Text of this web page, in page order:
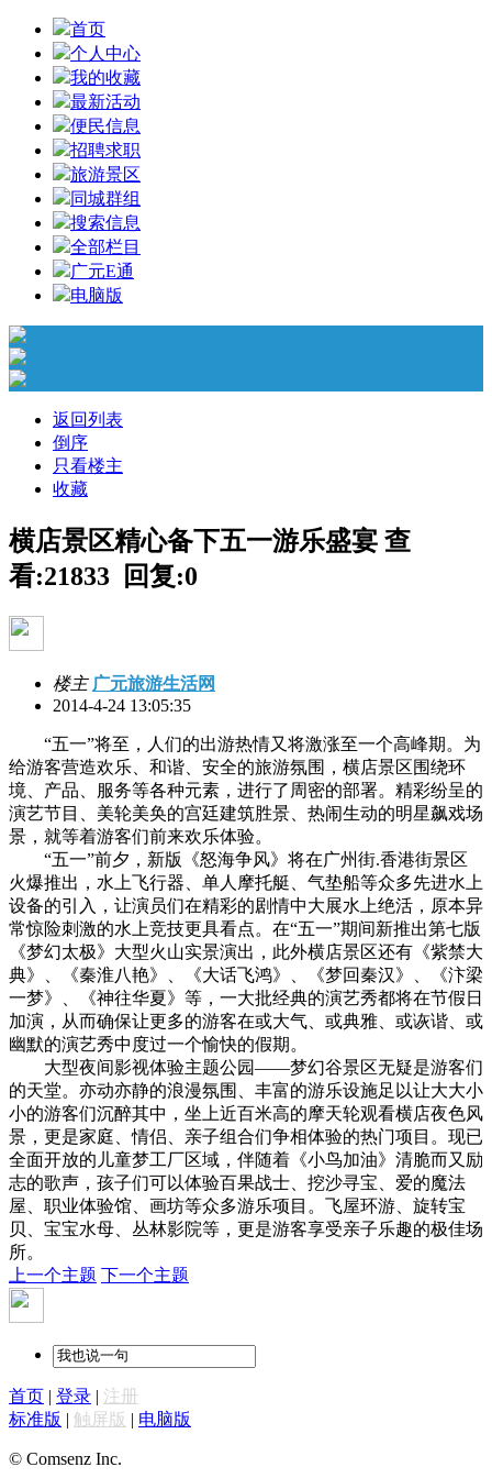
首页
个人中心
我的收藏
最新活动
便民信息
招聘求职
旅游景区
同城群组
搜索信息
全部栏目
广元E通
电脑版
返回列表
倒序
只看楼主
收藏
横店景区精心备下五一游乐盛宴 查
看:21833 回复:0
楼主 广元旅游生活网
2014-4-24 13:05:35
“五一”将至，人们的出游热情又将激涨至一个高峰期。为
给游客营造欢乐、和谐、安全的旅游氛围，横店景区围绕环
境、产品、服务等各种元素，进行了周密的部署。精彩纷呈的
演艺节目、美轮美奂的宫廷建筑胜景、热闹生动的明星飙戏场
景，就等着游客们前来欢乐体验。
“五一”前夕，新版《怒海争风》将在广州街.香港街景区
火爆推出，水上飞行器、单人摩托艇、气垫船等众多先进水上
设备的引入，让演员们在精彩的剧情中大展水上绝活，原本异
常惊险刺激的水上竞技更具看点。在“五一”期间新推出第七版
《梦幻太极》大型火山实景演出，此外横店景区还有《紫禁大
典》、《秦淮八艳》、《大话飞鸿》、《梦回秦汉》、《汴梁
一梦》、《神往华夏》等，一大批经典的演艺秀都将在节假日
加演，从而确保让更多的游客在或大气、或典雅、或诙谐、或
幽默的演艺秀中度过一个愉快的假期。
大型夜间影视体验主题公园——梦幻谷景区无疑是游客们
的天堂。亦动亦静的浪漫氛围、丰富的游乐设施足以让大大小
小的游客们沉醉其中，坐上近百米高的摩天轮观看横店夜色风
景，更是家庭、情侣、亲子组合们争相体验的热门项目。现已
全面开放的儿童梦工厂区域，伴随着《小鸟加油》清脆而又励
志的歌声，孩子们可以体验百果战士、挖沙寻宝、爱的魔法
屋、职业体验馆、画坊等众多游乐项目。飞屋环游、旋转宝
贝、宝宝水母、丛林影院等，更是游客享受亲子乐趣的极佳场
所。
上一个主题 下一个主题
首页 | 登录 | 注册
标准版 | 触屏版 | 电脑版
© Comsenz Inc.